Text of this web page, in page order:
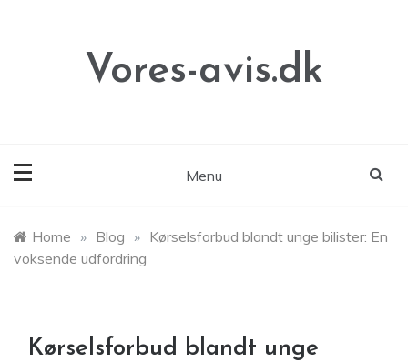
Vores-avis.dk
Menu
Home » Blog » Kørselsforbud blandt unge bilister: En
voksende udfordring
Kørselsforbud blandt unge